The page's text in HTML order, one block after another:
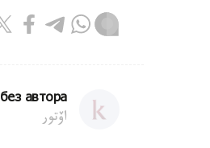
без автора
اۆتور